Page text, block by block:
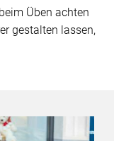
Üben achten
gestalten lassen,